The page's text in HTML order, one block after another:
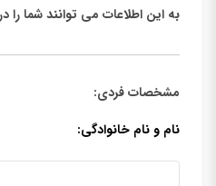
به این اطلاعات می توانند شما را
مشخصات فردی:
نام و نام خانوادگی: